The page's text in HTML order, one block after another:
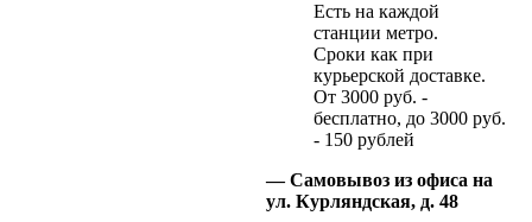
Есть на каждой
станции метро.
Сроки как при
курьерской доставке.
От 3000 руб. -
бесплатно, до 3000 руб.
- 150 рублей
— Самовывоз из офиса на
ул. Курляндская, д. 48